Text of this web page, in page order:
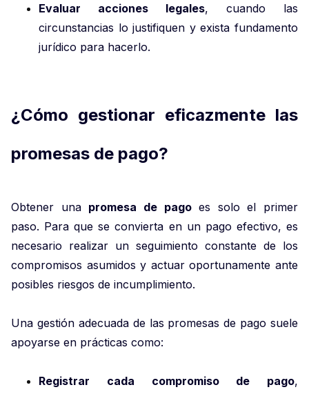
Evaluar acciones legales, cuando las
circunstancias lo justifiquen y exista fundamento
jurídico para hacerlo.
¿Cómo gestionar eficazmente las
promesas de pago?
Obtener una promesa de pagoes solo el primer
paso. Para que se convierta en un pago efectivo, es
necesario realizar un seguimiento constante de los
compromisos asumidos y actuar oportunamente ante
posibles riesgos de incumplimiento.
Una gestión adecuada de las promesas de pago suele
apoyarse en prácticas como:
Registrar cada compromiso de pago,